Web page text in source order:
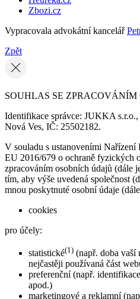
Zbozi.cz
Vypracovala advokátní kancelář
Zpět
SOUHLAS SE
Identifikace správce: JUKKA
Nová Ves, IČ: 25502182.
V souladu s ustanoveními Nařízení
EU 2016/679 o ochraně fyzických
zpracováním osobních údajů (dále
tím, aby výše uvedená společnost
mnou poskytnuté osobní údaje
cookies
pro účely:
statistické(1) (např. doba vaší
nejčastěji používaná část
preferenční (např.
apod.)
marketingové a reklamní